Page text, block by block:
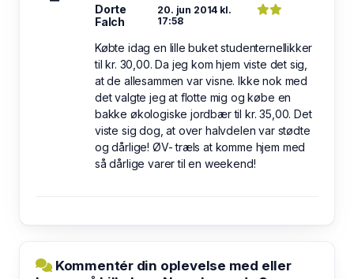
Dorte
Falch
20. jun 2014 kl.
17:58
Købte idag en lille buket studenternellikker
til kr. 30,00. Da jeg kom hjem viste det sig,
at de allesammen var visne. Ikke nok med
det valgte jeg at flotte mig og købe en
bakke økologiske jordbær til kr. 35,00. Det
viste sig dog, at over halvdelen var stødte
og dårlige! ØV- træls at komme hjem med
så dårlige varer til en weekend!
Kommentér din oplevelse med eller